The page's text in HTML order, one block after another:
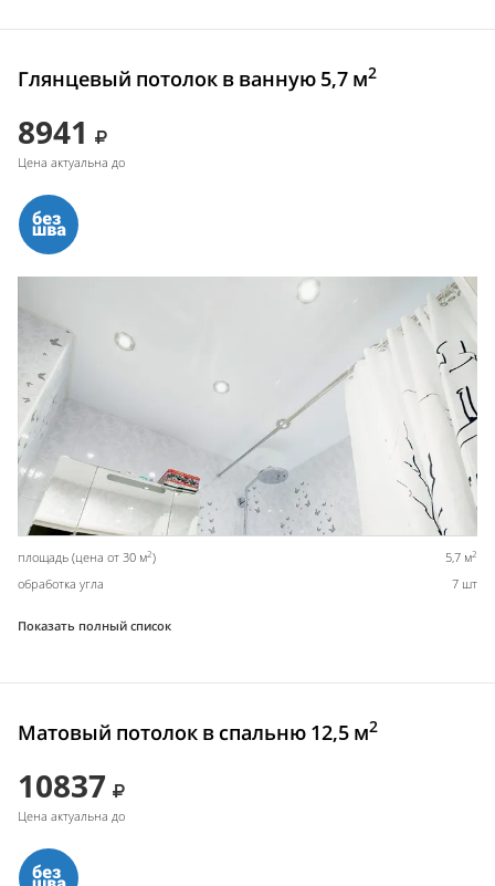
Глянцевый потолок в ванную 5,7 м2
8941
Цена актуальна до
площадь (цена от 30 м2) 5,7 м2
обработка угла 7 шт
Показать полный список
Матовый потолок в спальню 12,5 м2
10837
Цена актуальна до